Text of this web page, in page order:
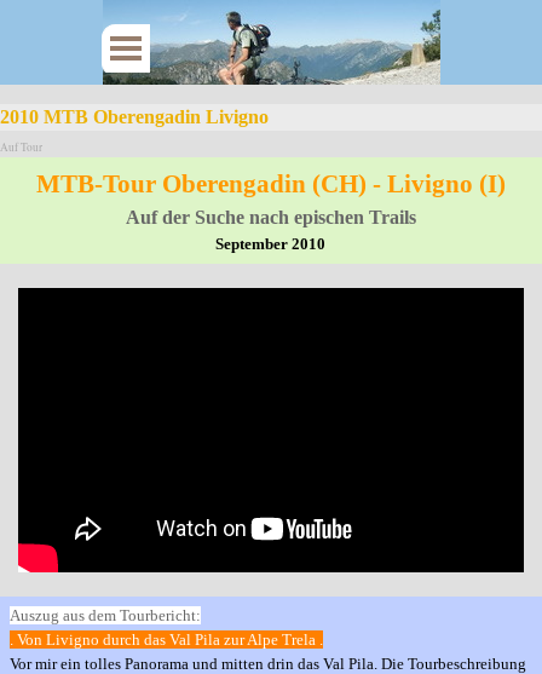
2010 MTB Oberengadin Livigno
Auf Tour
MTB-Tour Oberengadin (CH) - Livigno (I)
Auf der Suche nach epischen Trails
September 2010
Auszug aus dem Tourbericht:
. Von Livigno durch das Val Pila zur Alpe Trela .
Vor mir ein tolles Panorama und mitten drin das Val Pila. Die Tourbeschreibung